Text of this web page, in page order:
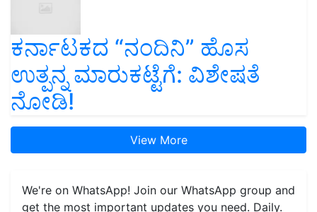
ಕರ್ನಾಟಕದ “ನಂದಿನಿ” ಹೊಸ
ಉತ್ಪನ್ನ ಮಾರುಕಟ್ಟೆಗೆ: ವಿಶೇಷತೆ
ನೋಡಿ!
View More
We're on WhatsApp! Join our WhatsApp group and
get the most important updates you need. Daily.